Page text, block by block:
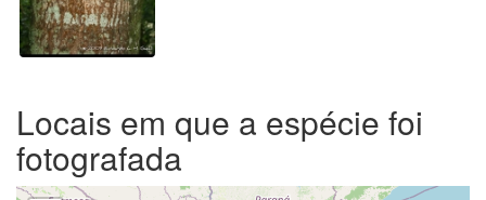
Locais em que a espécie foi
fotografada